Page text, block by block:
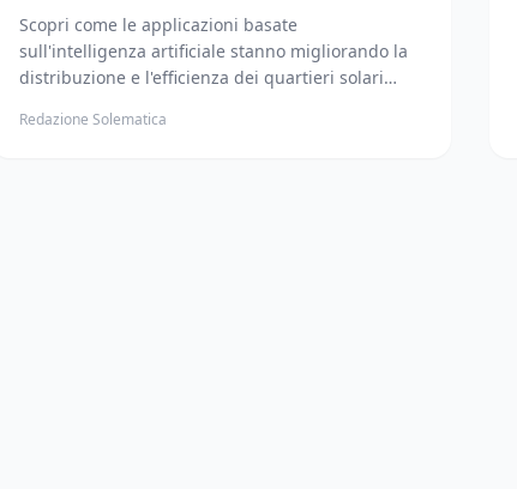
Scopri come le applicazioni basate
sull'intelligenza artificiale stanno migliorando la
distribuzione e l'efficienza dei quartieri solari
Redazione Solematica